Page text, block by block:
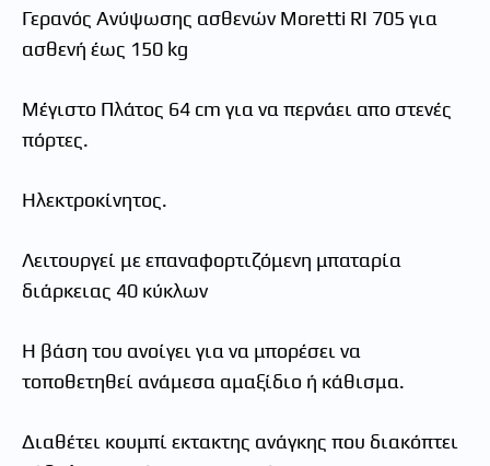
Γερανός Ανύψωσης ασθενών Moretti RI 705 για
ασθενή έως 150 kg
Μέγιστο Πλάτος 64 cm για να περνάει απο στενές
πόρτες.
Ηλεκτροκίνητος.
Λειτουργεί με επαναφορτιζόμενη μπαταρία
διάρκειας 40 κύκλων
Η βάση του ανοίγει για να μπορέσει να
τοποθετηθεί ανάμεσα αμαξίδιο ή κάθισμα.
Διαθέτει κουμπί εκτακτης ανάγκης που διακόπτει